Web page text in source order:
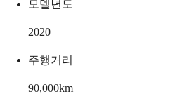
모델년도
2020
주행거리
90,000km